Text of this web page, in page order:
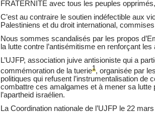
FRATERNITÉ avec tous les peuples
C’est au contraire le soutien indéfectible aux
Palestiniens et du droit international,
Nous sommes scandalisés par les propos
la lutte contre l’antisémitisme en renforçant
L’UJFP, association juive antisioniste qui a
commémoration de la tuerie1, organisée par
politiques qui refusent l’instrumentalisation
combattre ces amalgames et à mener sa lutte
l’apartheid israélien.
La Coordination nationale de l’UJFP le 22